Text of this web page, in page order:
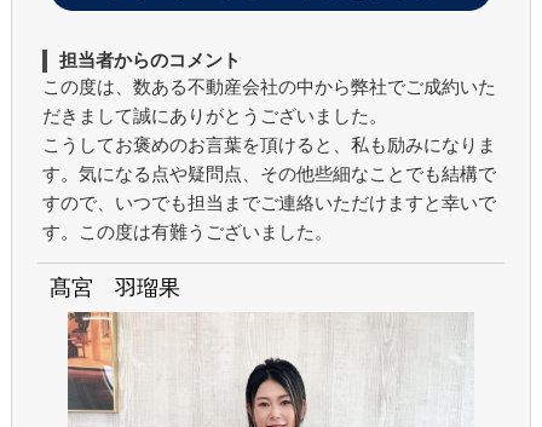
担当者からのコメント
この度は、数ある不動産会社の中から弊社でご成約いた
だきまして誠にありがとうございました。
こうしてお褒めのお言葉を頂けると、私も励みになりま
す。気になる点や疑問点、その他些細なことでも結構で
すので、いつでも担当までご連絡いただけますと幸いで
す。この度は有難うございました。
髙宮 羽瑠果